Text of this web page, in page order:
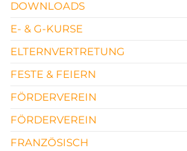
DOWNLOADS
E- & G-KURSE
ELTERNVERTRETUNG
FESTE & FEIERN
FÖRDERVEREIN
FÖRDERVEREIN
FRANZÖSISCH